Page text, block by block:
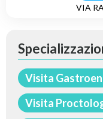
VIA
Visita
Visita